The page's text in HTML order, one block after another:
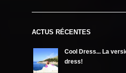
ACTUS RÉCENTES
Cool Dress... La
dress!